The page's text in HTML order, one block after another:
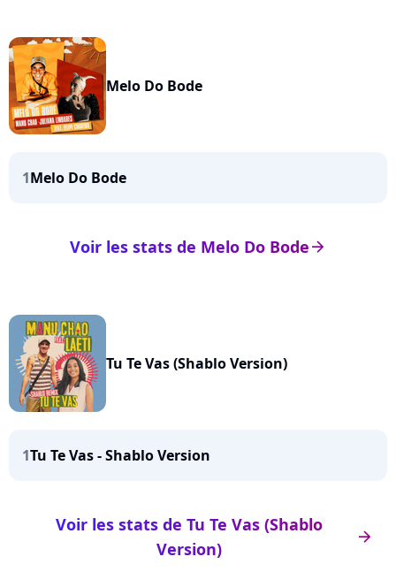
Melo Do Bode
1Melo Do Bode
arrow_right
Voir les stats de Melo Do Bode
Tu Te Vas (Shablo Version)
1Tu Te Vas - Shablo Version
arrow_right
Voir les stats de Tu Te Vas (Shablo
Version)